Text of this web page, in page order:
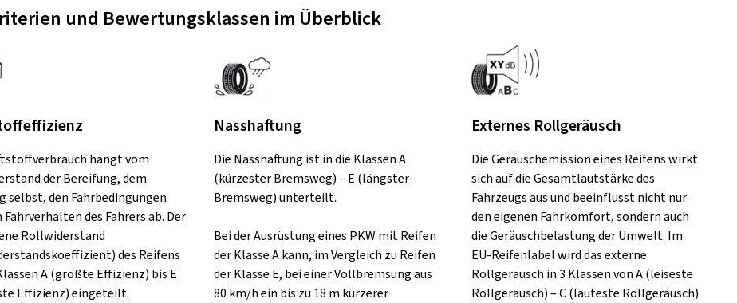
und Bewertungsklassen im Überblick
hängt vom
der Bereifung, dem
selbst, den Fahrbedingungen
Fahrverhalten des Fahrers ab. Der
Rollwiderstand
des Reifens
A (größte Effizienz) bis E
Effizienz) eingeteilt.
Nasshaftung
Die Nasshaftung ist in die Klassen A
(kürzester Bremsweg) – E (längster
Bremsweg) unterteilt.
Bei der Ausrüstung eines PKW mit Reifen
der Klasse A kann, im Vergleich zu Reifen
der Klasse E, bei einer Vollbremsung aus
80 km/h ein bis zu 18 m kürzerer
Externes Rollgeräusch
Die Geräuschemission eines Reifens wirkt
sich auf die Gesamtlautstärke des
Fahrzeugs aus und beeinflusst nicht nur
den eigenen Fahrkomfort, sondern auch
die Geräuschbelastung der Umwelt. Im
EU-Reifenlabel wird das externe
Rollgeräusch in 3 Klassen von A (leiseste
Rollgeräusch) – C (lauteste Rollgeräusch)